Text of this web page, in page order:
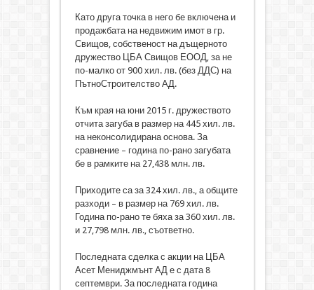
Като друга точка в него бе включена и
продажбата на недвижим имот в гр.
Свищов, собственост на дъщерното
дружество ЦБА Свищов ЕООД, за не
по-малко от 900 хил. лв. (без ДДС) на
ПътноСтроителство АД.
Към края на юни 2015 г. дружеството
отчита загуба в размер на 445 хил. лв.
на неконсолидирана основа. За
сравнение – година по-рано загубата
бе в рамките на 27,438 млн. лв.
Приходите са за 324 хил. лв., а общите
разходи – в размер на 769 хил. лв.
Година по-рано те бяха за 360 хил. лв.
и 27,798 млн. лв., съответно.
Последната сделка с акции на ЦБА
Асет Мениджмънт АД е с дата 8
септември. За последната година